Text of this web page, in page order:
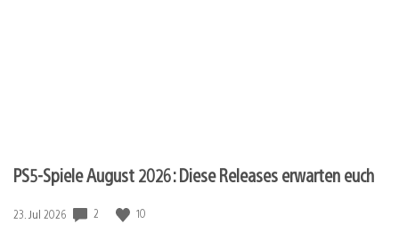
PS5-Spiele August 2026: Diese Releases erwarten euch
Veröffentlichungsdatum:
23. Jul 2026 2 10